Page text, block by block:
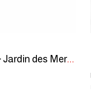
Plateau Carré en Laque — Jardin des Merveilles